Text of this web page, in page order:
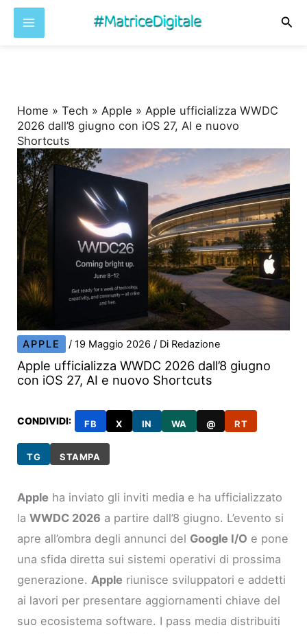
Home »Tech »Apple »Apple ufficializza WWDC
2026 dall’8 giugno con iOS 27, AI e nuovo
Shortcuts
APPLE /19 Maggio 2026/ Di Redazione
Apple ufficializza WWDC 2026 dall’8 giugno
con iOS 27, AI e nuovo Shortcuts
CONDIVIDI: FB X IN WA @ RT
TG STAMPA
Apple ha inviato gli inviti media e ha ufficializzato
laWWDC 2026 a partire dall’8 giugno. L’evento si
apre all’ombra degli annunci del Google I/O e pone
una sfida diretta sui sistemi operativi di prossima
generazione.Apple riunisce sviluppatori e addetti
ai lavori per presentare aggiornamenti chiave del
suo ecosistema software. I pass media distribuiti